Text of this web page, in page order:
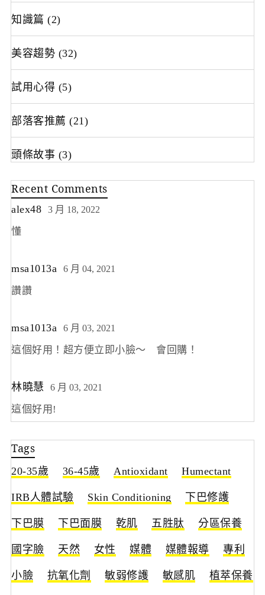
知識篇 (2)
美容趨勢 (32)
試用心得 (5)
部落客推薦 (21)
頭條故事 (3)
Recent Comments
alex48 3 月 18, 2022
懂
msa1013a 6 月 04, 2021
讚讚
msa1013a 6 月 03, 2021
這個好用！超方便立即小臉～ 會回購！
林曉慧 6 月 03, 2021
這個好用!
Tags
20-35歲 36-45歲 Antioxidant Humectant
IRB人體試驗 Skin Conditioning 下巴修護
下巴膜 下巴面膜 乾肌 五胜肽 分區保養
國字臉 天然 女性 媒體 媒體報導 專利
小臉 抗氧化劑 敏弱修護 敏感肌 植萃保養